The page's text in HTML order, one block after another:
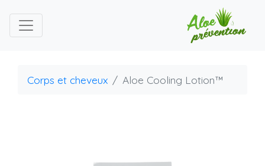
Corps et cheveux Aloe Cooling Lotion™